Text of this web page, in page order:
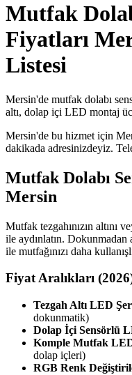
Mutfak
Fiyatları
Listesi
Mersin'de mutfak dolabı
altı, dolap içi LED montaj
Mersin'de bu hizmet için
dakikada adresinizdeyiz.
Mutfak Dolabı
Mersin
Mutfak tezgahınızın altını
ile aydınlatın.
ile mutfağınızı daha
Fiyat Aralıkları
Tezgah Altı LED
dokunmatik)
Dolap İçi Sensörlü
Komple Mutfak
dolap içleri)
RGB Renk